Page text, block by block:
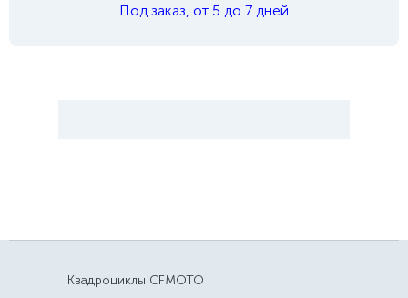
Под заказ, от 5 до 7 дней
Квадроциклы CFMOTO